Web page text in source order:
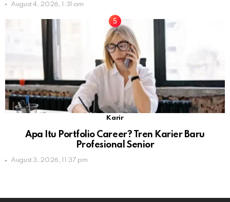
August 4, 2026, 1:31 am
Karir
Apa Itu Portfolio Career? Tren Karier Baru
Profesional Senior
August 3, 2026, 11:37 pm